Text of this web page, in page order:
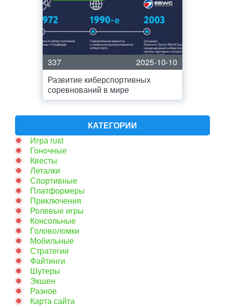
337
2025-10-10
Развитие киберспортивных
соревнований в мире
КАТЕГОРИИ
Игра rust
Гоночные
Квесты
Леталки
Спортивные
Платформеры
Приключения
Ролевые игры
Консольные
Головоломки
Мобильные
Стратегии
Файтинги
Шутеры
Экшен
Разное
Карта сайта